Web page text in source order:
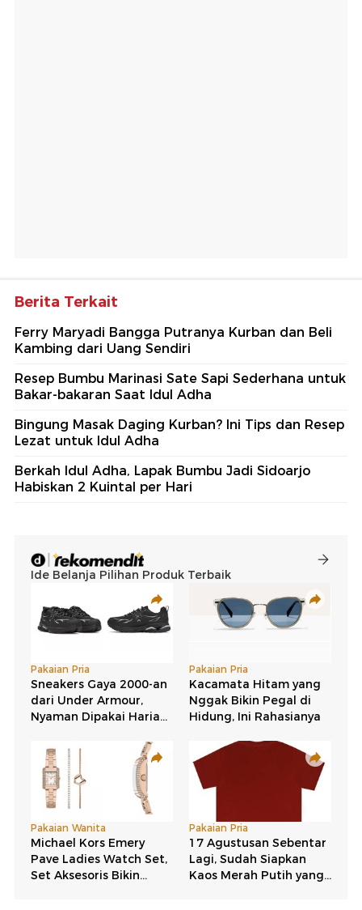
Berita Terkait
Ferry Maryadi Bangga Putranya Kurban dan Beli
Kambing dari Uang Sendiri
Resep Bumbu Marinasi Sate Sapi Sederhana untuk
Bakar-bakaran Saat Idul Adha
Bingung Masak Daging Kurban? Ini Tips dan Resep
Lezat untuk Idul Adha
Berkah Idul Adha, Lapak Bumbu Jadi Sidoarjo
Habiskan 2 Kuintal per Hari